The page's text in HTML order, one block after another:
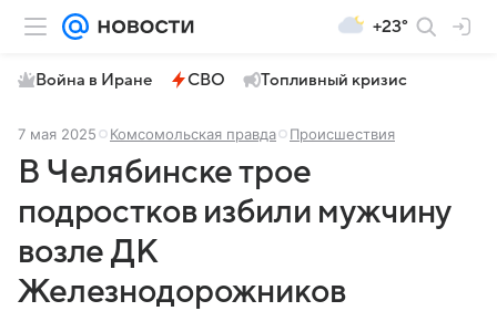
+23°
Война в Иране СВО Топливный кризис
7 мая 2025 Комсомольская правда Происшествия
В Челябинске трое
подростков избили мужчину
возле ДК
Железнодорожников